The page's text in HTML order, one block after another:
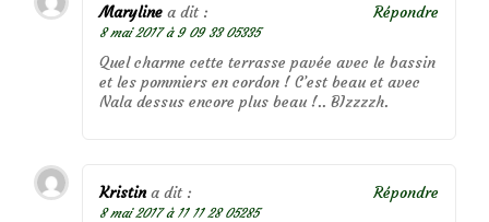
Maryline a dit :
8 mai 2017 à 9 09 33 05335
Quel charme cette terrasse pavée avec le bassin
et les pommiers en cordon ! C’est beau et avec
Nala dessus encore plus beau !.. BIzzzzh.
Répondre
Kristin a dit :
8 mai 2017 à 11 11 28 05285
Répondre